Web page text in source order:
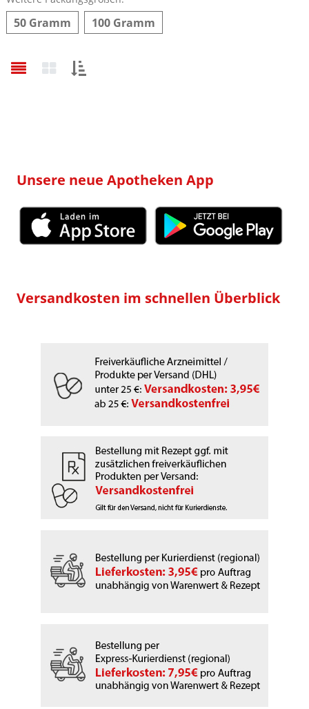
50 Gramm 100 Gramm
Unsere neue Apotheken App
Versandkosten im schnellen Überblick